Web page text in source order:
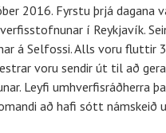
2016. Fyrstu þrjá dagana
í Reykjavík.
Selfossi. Alls voru fluttir
voru sendir út til að
Leyfi umhverfisráðherra
að hafi sótt námskeið